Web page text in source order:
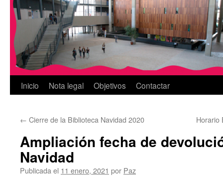
Inicio Nota legal Objetivos Contactar
← Cierre de la Biblioteca Navidad 2020 Horario
Ampliación fecha de
Navidad
Publicada el 11 enero, 2021 por Paz